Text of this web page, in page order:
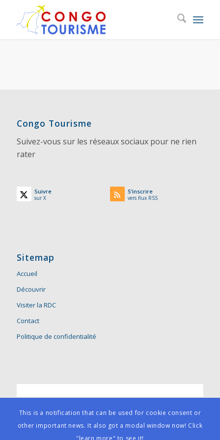
Congo Tourisme
Suivez-vous sur les réseaux sociaux pour ne rien
rater
Suivre
sur X
S’inscrire
vers flux RSS
Sitemap
Accueil
Découvrir
Visiter la RDC
Contact
Politique de confidentialité
This is a notification that can be used for cookie consent or
other important news. It also got a modal window now! Click
"learn more" to see it!